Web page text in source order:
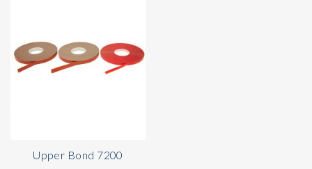
Upper Bond 7200